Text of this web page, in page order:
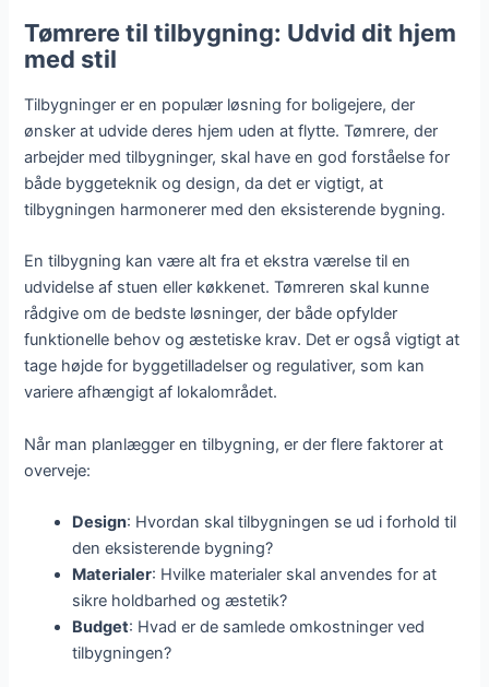
Tømrere til tilbygning: Udvid dit hjem
med stil
Tilbygninger er en populær løsning for boligejere, der
ønsker at udvide deres hjem uden at flytte. Tømrere, der
arbejder med tilbygninger, skal have en god forståelse for
både byggeteknik og design, da det er vigtigt, at
tilbygningen harmonerer med den eksisterende bygning.
En tilbygning kan være alt fra et ekstra værelse til en
udvidelse af stuen eller køkkenet. Tømreren skal kunne
rådgive om de bedste løsninger, der både opfylder
funktionelle behov og æstetiske krav. Det er også vigtigt at
tage højde for byggetilladelser og regulativer, som kan
variere afhængigt af lokalområdet.
Når man planlægger en tilbygning, er der flere faktorer at
overveje:
Design: Hvordan skal tilbygningen se ud i forhold til
den eksisterende bygning?
Materialer: Hvilke materialer skal anvendes for at
sikre holdbarhed og æstetik?
Budget: Hvad er de samlede omkostninger ved
tilbygningen?